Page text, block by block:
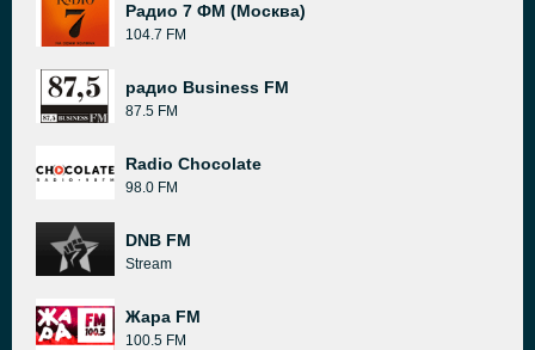
Радио 7 ФМ (Москва)
104.7 FM
радио Business FM
87.5 FM
Radio Chocolate
98.0 FM
DNB FM
Stream
Жара FM
100.5 FM